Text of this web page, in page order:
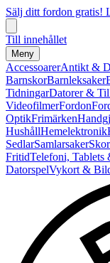
Sälj ditt fordon gratis!
Till innehållet
Meny
AccessoarerAntikt &
BarnskorBarnleksaker
TidningarDatorer &
VideofilmerFordon
OptikFrimärken
HushållHemelektronik
SedlarSamlarsakerSkor
FritidTelefoni, Tablets
DatorspelVykort &